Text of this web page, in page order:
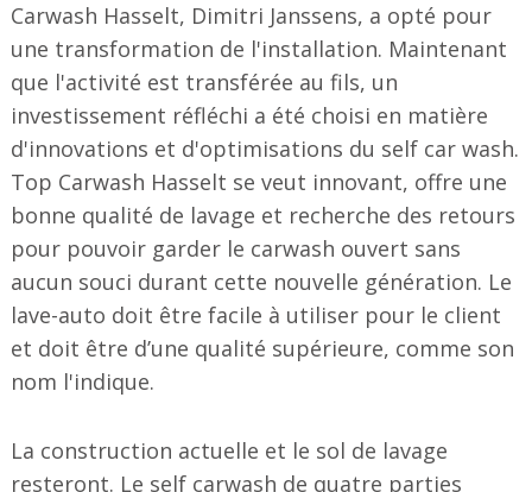
Carwash Hasselt, Dimitri Janssens, a opté pour
une transformation de l'installation. Maintenant
que l'activité est transférée au fils, un
investissement réfléchi a été choisi en matière
d'innovations et d'optimisations du self car wash.
Top Carwash Hasselt se veut innovant, offre une
bonne qualité de lavage et recherche des retours
pour pouvoir garder le carwash ouvert sans
aucun souci durant cette nouvelle génération. Le
lave-auto doit être facile à utiliser pour le client
et doit être d’une qualité supérieure, comme son
nom l'indique.
La construction actuelle et le sol de lavage
resteront. Le self carwash de quatre parties